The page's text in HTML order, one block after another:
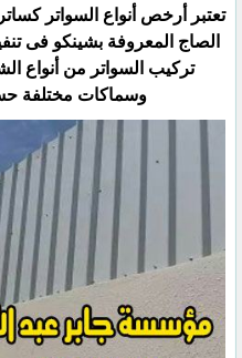
تعتبر أرخص أنواع السواتر
الصاج المعروفة بشينكو فى
تركيب السواتر من أنواع
وسماكات مختلفة